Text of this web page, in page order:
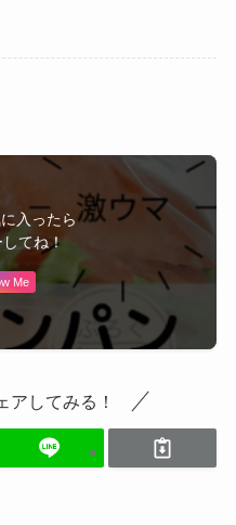
入ったら
てね！
Me
アしてみる！